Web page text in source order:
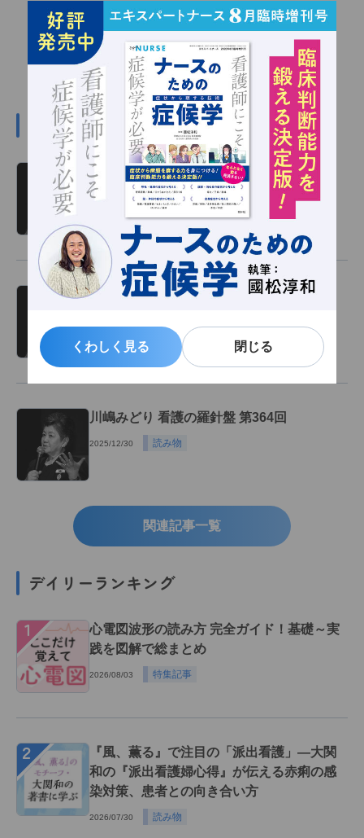
くわしく見る 閉じる
くわしく見る 閉じる
#川嶋みどりの関連記事
川嶋みどり 看護の羅針盤 第366回
2026/01/01 読み物
川嶋みどり 看護の羅針盤 第365回
川嶋みどり 看護の羅針盤 第364回
2025/12/30 読み物
関連記事一覧
デイリーランキング
１
心電図波形の読み方 完全ガイド！基礎～実
践を図解で総まとめ
2026/08/03 特集記事
２
『風、薫る』で注目の「派出看護」―大関
和の『派出看護婦心得』が伝える赤痢の感
染対策、患者との向き合い方
2026/07/30 読み物